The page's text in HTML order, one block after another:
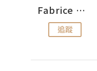
Fabrice 嚐味
追蹤